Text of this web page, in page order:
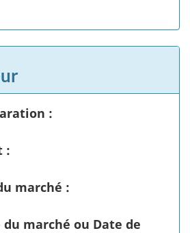
:
:
marché :
marché ou Date de